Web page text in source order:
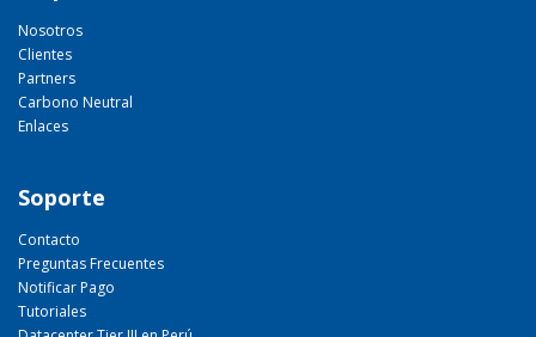
Nosotros
Clientes
Partners
Carbono Neutral
Enlaces
Soporte
Contacto
Preguntas Frecuentes
Notificar Pago
Tutoriales